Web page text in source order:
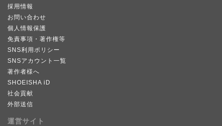
採用情報
お問い合わせ
個人情報保護
免責事項・著作権等
SNS利用ポリシー
SNSアカウント一覧
著作者様へ
SHOEISHA iD
社会貢献
外部送信
運営サイト